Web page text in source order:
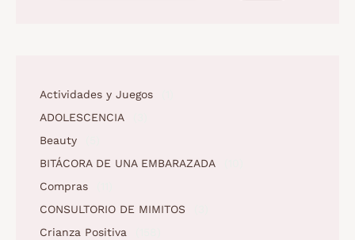
Actividades y Juegos
ADOLESCENCIA
Beauty
BITÁCORA DE UNA EMBARAZADA
Compras
CONSULTORIO DE MIMITOS
Crianza Positiva